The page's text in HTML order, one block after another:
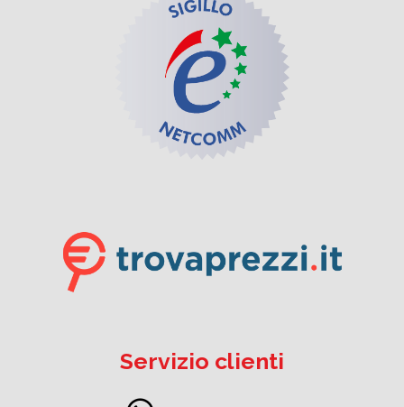
Servizio clienti